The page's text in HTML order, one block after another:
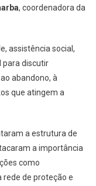
, coordenadora da
assistência social,
para discutir
abandono, à
que atingem a
a estrutura de
a importância
como
de proteção e